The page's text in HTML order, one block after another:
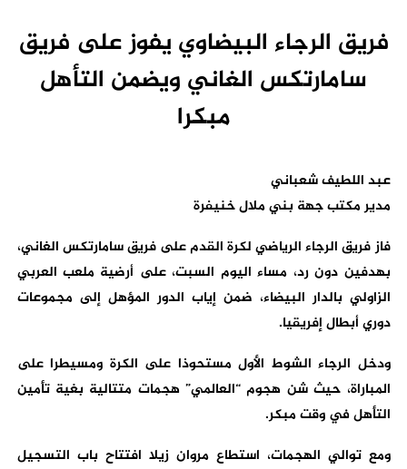
فريق الرجاء البيضاوي يفوز على فريق
سامارتكس الغاني ويضمن التأهل
مبكرا
عبد اللطيف شعباني
مدير مكتب جهة بني ملال خنيفرة
فاز فريق الرجاء الرياضي لكرة القدم على فريق سامارتكس الغاني،
بهدفين دون رد، مساء اليوم السبت، على أرضية ملعب العربي
الزاولي بالدار البيضاء، ضمن إياب الدور المؤهل إلى مجموعات
دوري أبطال إفريقيا.
ودخل الرجاء الشوط الأول مستحوذا على الكرة ومسيطرا على
المباراة، حيث شن هجوم “العالمي” هجمات متتالية بغية تأمين
التأهل في وقت مبكر.
ومع توالي الهجمات، استطاع مروان زيلا افتتاح باب التسجيل